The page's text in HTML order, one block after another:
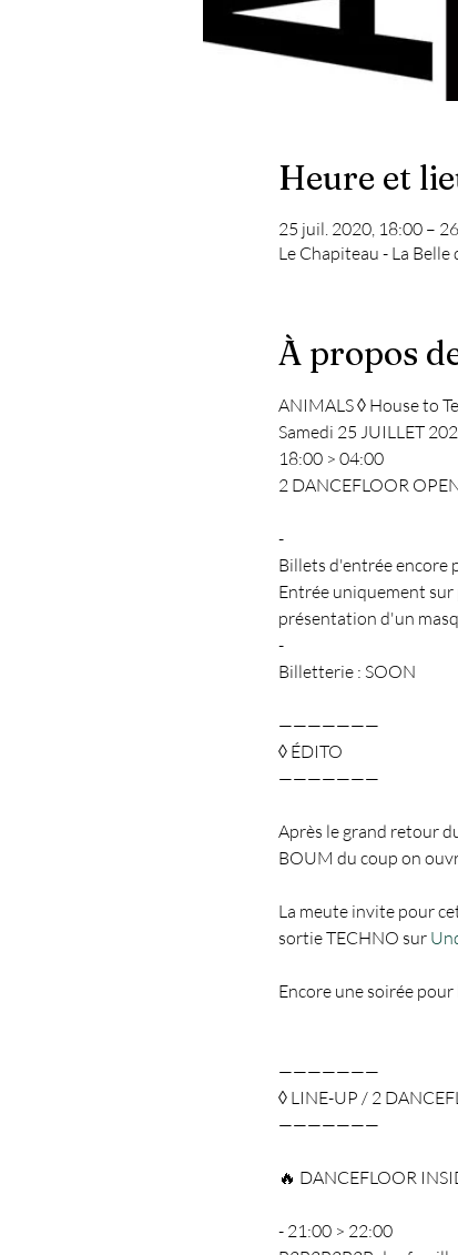
Heure et
25 juil. 2020, 18:00 –
Le Chapiteau - La
À propos
ANIMALS ◊ House to
Samedi 25 JUILLET
18:00 > 04:00
2 DANCEFLOOR
-
Billets d'entrée encore
Entrée uniquement
présentation d'un
-
Billetterie : SOON
———————
◊ ÉDITO
———————
Après le grand retour
BOUM du coup on
La meute invite pour
sortie TECHNO sur
Encore une soirée
———————
◊ LINE-UP / 2
———————
🔥 DANCEFLOOR
- 21:00 > 22:00